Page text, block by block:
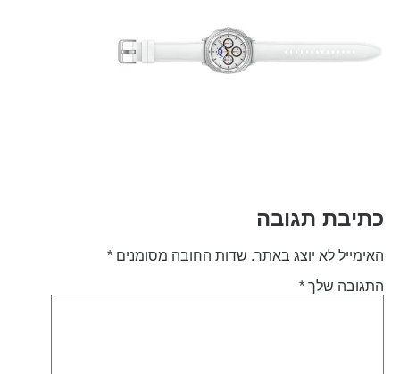
תגובה
לא יוצג באתר. שדות החובה מסומנים*
שלך*